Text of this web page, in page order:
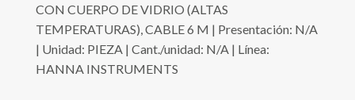
CON CUERPO DE VIDRIO (ALTAS
TEMPERATURAS), CABLE 6 M | Presentación: N/A
| Unidad: PIEZA | Cant./unidad: N/A | Línea:
HANNA INSTRUMENTS